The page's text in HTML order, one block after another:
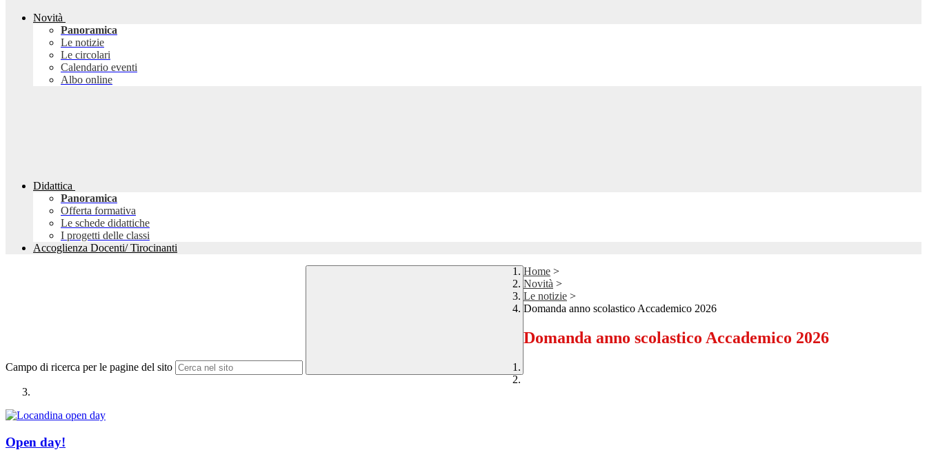
Novità
Panoramica
Le notizie
Le circolari
Calendario eventi
Albo online
Didattica
Panoramica
Offerta formativa
Le schede didattiche
I progetti delle classi
Accoglienza Docenti/ Tirocinanti
Campo di ricerca per le pagine del sito
Home >
Novità >
Le notizie >
Domanda anno scolastico Accademico 2026
Domanda anno scolastico Accademico 2026
Open day!